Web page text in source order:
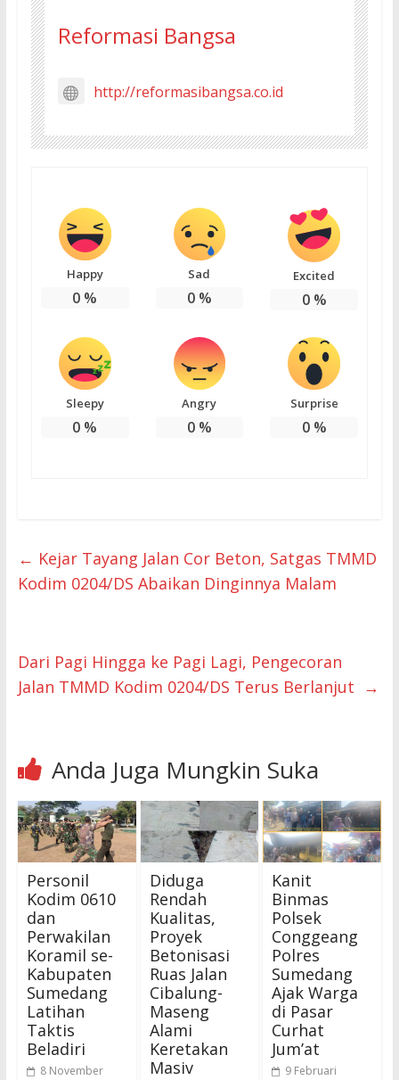
Reformasi Bangsa
http://reformasibangsa.co.id
Happy
0 %
Sad
0%
Excited
0%
Sleepy
0 %
Angry
0%
Surprise
0%
← Kejar Tayang Jalan Cor Beton, Satgas TMMD
Kodim 0204/DS Abaikan Dinginnya Malam
Dari Pagi Hingga ke Pagi Lagi, Pengecoran
Jalan TMMD Kodim 0204/DS Terus Berlanjut →
Anda Juga Mungkin Suka
Personil
Kodim 0610
dan
Perwakilan
Koramil se-
Kabupaten
Sumedang
Latihan
Taktis
Beladiri
8 November
Diduga
Rendah
Kualitas,
Proyek
Betonisasi
Ruas Jalan
Cibalung-
Maseng
Alami
Keretakan
Masiv
Kanit
Binmas
Polsek
Conggeang
Polres
Sumedang
Ajak Warga
di Pasar
Curhat
Jum’at
9 Februari